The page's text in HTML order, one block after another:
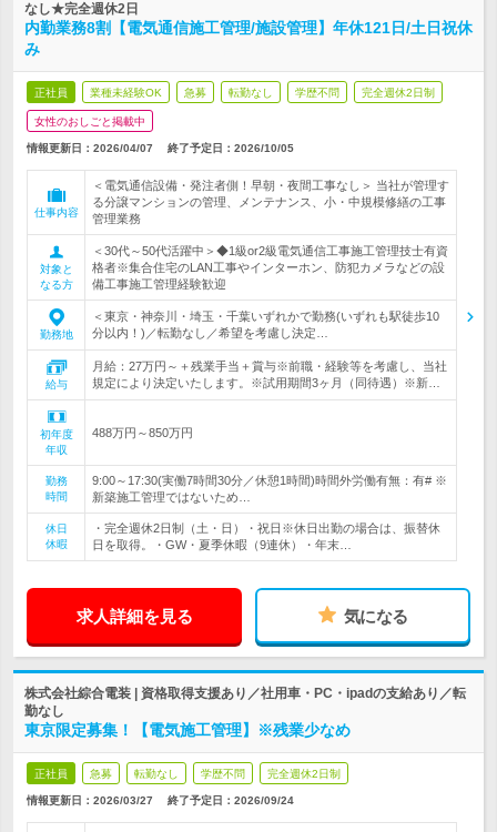
なし★完全週休2日
内勤業務8割【電気通信施工管理/施設管理】年休121日/土日祝休
み
正社員 業種未経験OK 急募 転勤なし 学歴不問 完全週休2日制
女性のおしごと掲載中
情報更新日：2026/04/07 終了予定日： 2026/10/05
仕事内容
＜電気通信設備・発注者側！早朝・夜間工事なし＞ 当社が管理す
る分譲マンションの管理、メンテナンス、小・中規模修繕の工事
管理業務
対象と
なる方
＜30代～50代活躍中＞◆1級or2級電気通信工事施工管理技士有資
格者※集合住宅のLAN工事やインターホン、防犯カメラなどの設
備工事施工管理経験歓迎
勤務地
＜東京・神奈川・埼玉・千葉いずれかで勤務(いずれも駅徒歩10
分以内！)／転勤なし／希望を考慮し決定…
給与
月給：27万円～＋残業手当＋賞与※前職・経験等を考慮し、当社
規定により決定いたします。※試用期間3ヶ月（同待遇）※新…
初年度
年収
488万円～850万円
勤務
時間
9:00～17:30(実働7時間30分／休憩1時間)時間外労働有無：有# ※
新築施工管理ではないため…
休日
休暇
・完全週休2日制（土・日）・祝日※休日出勤の場合は、振替休
日を取得。・GW・夏季休暇（9連休）・年末…
求人詳細を見る 気になる
株式会社綜合電装 | 資格取得支援あり／社用車・PC・ipadの支給あり／転
勤なし
東京限定募集！【電気施工管理】※残業少なめ
正社員 急募 転勤なし 学歴不問 完全週休2日制
情報更新日：2026/03/27 終了予定日： 2026/09/24